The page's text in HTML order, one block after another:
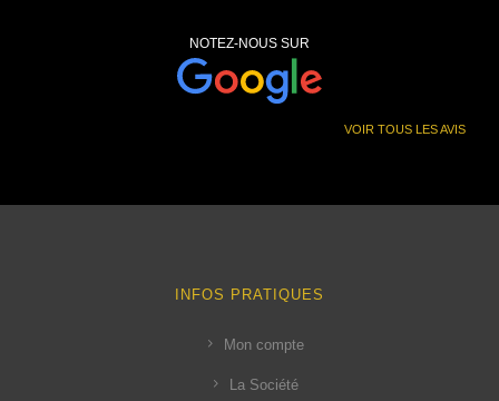
NOTEZ-NOUS SUR
VOIR TOUS LES AVIS
INFOS PRATIQUES
Mon compte
La Société